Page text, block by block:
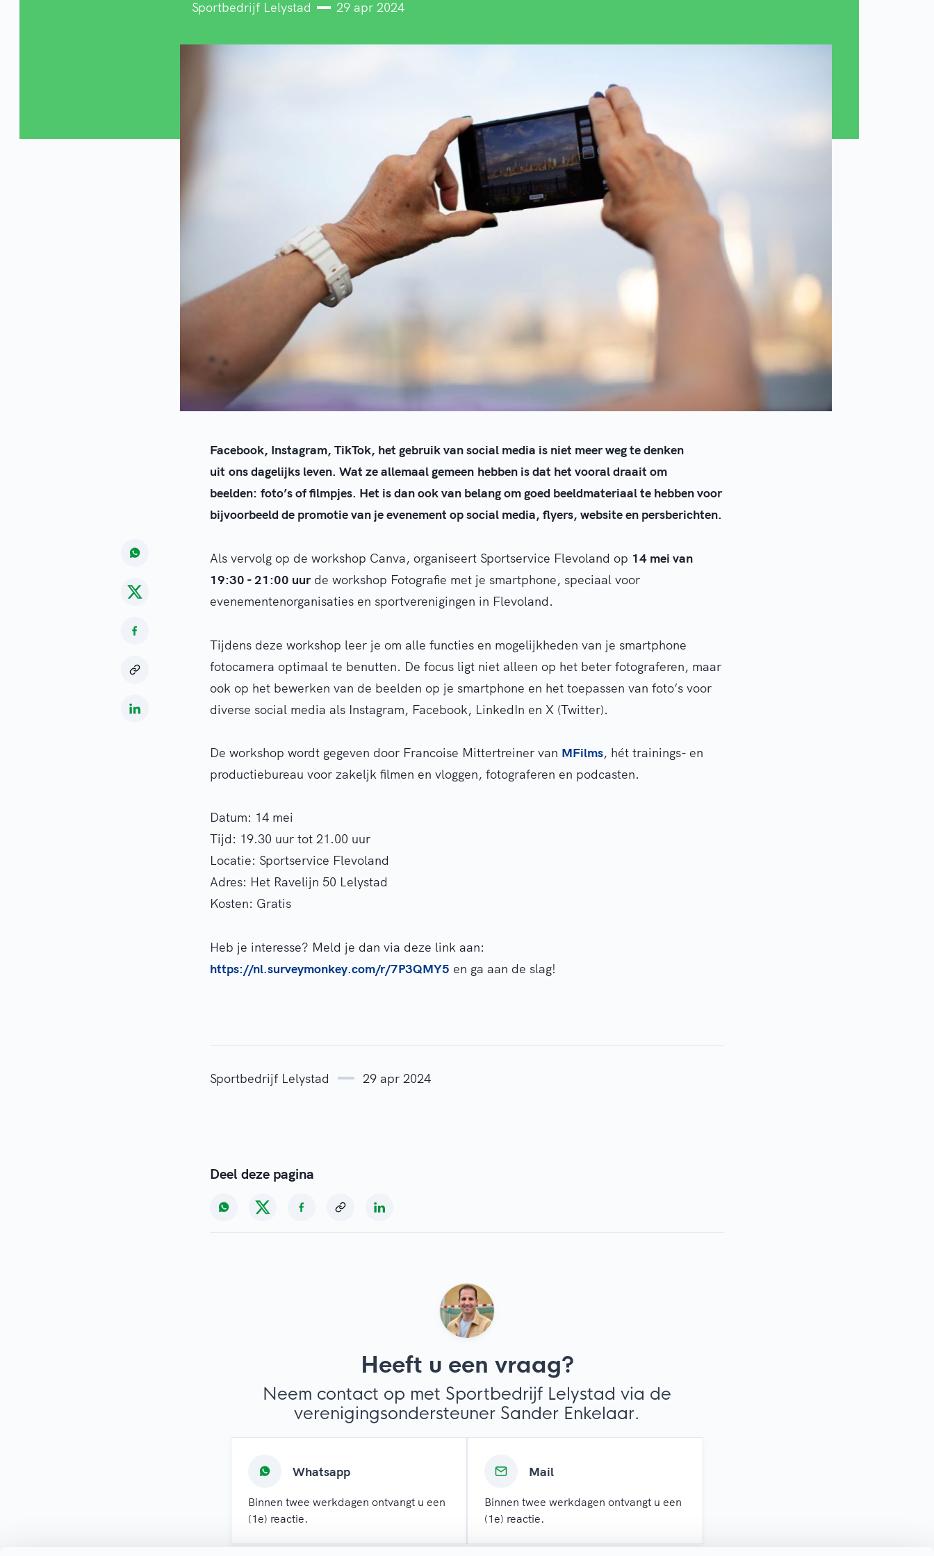
Sportbedrijf Lelystad 29 apr 2024
Facebook, Instagram, TikTok, het gebruik van social media is niet meer weg te denken
uit ons dagelijks leven. Wat ze allemaal gemeen hebben is dat het vooral draait om
beelden: foto’s of filmpjes. Het is dan ook van belang om goed beeldmateriaal te hebben voor
bijvoorbeeld de promotie van je evenement op social media, flyers, website en persberichten.
Als vervolg op de workshop Canva, organiseert Sportservice Flevoland op 14 mei van
19:30 - 21:00 uurde workshop Fotografie met je smartphone, speciaal voor
evenementenorganisaties en sportverenigingen in Flevoland.
Tijdens deze workshop leer je om alle functies en mogelijkheden van je smartphone
fotocamera optimaal te benutten. De focus ligt niet alleen op het beter fotograferen, maar
ook op het bewerken van de beelden op je smartphone en het toepassen van foto’s voor
diverse social media als Instagram, Facebook, LinkedIn en X (Twitter).
De workshop wordt gegeven door Francoise Mittertreiner van MFilms, hét trainings- en
productiebureau voor zakeljk filmen en vloggen, fotograferen en podcasten.
Datum: 14 mei
Tijd: 19.30 uur tot 21.00 uur
Locatie: Sportservice Flevoland
Adres: Het Ravelijn 50 Lelystad
Kosten: Gratis
Heb je interesse? Meld je dan via deze link aan:
https://nl.surveymonkey.com/r/7P3QMY5 en ga aan de slag!
Sportbedrijf Lelystad 29 apr 2024
Deel deze pagina
Heeft u een vraag?
Neem contact op met Sportbedrijf Lelystad via de
verenigingsondersteuner Sander Enkelaar.
Whatsapp
Binnen twee werkdagen ontvangt u een
(1e) reactie.
Mail
Binnen twee werkdagen ontvangt u een
(1e) reactie.